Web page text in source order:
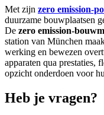
Met zijn zero emission-
duurzame bouwplaatsen
De zero emission-
station van München
werking en bewezen
apparaten qua prestaties,
opzicht onderdoen voor
Heb je vragen?